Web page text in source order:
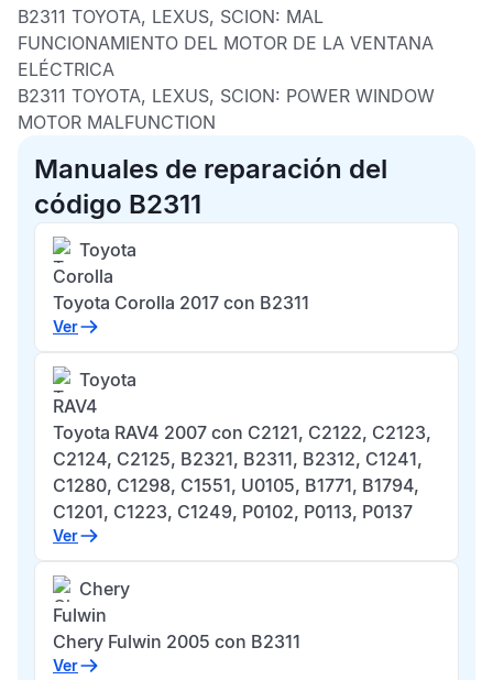
B2311 TOYOTA, LEXUS, SCION: MAL
FUNCIONAMIENTO DEL MOTOR DE LA VENTANA
ELÉCTRICA
B2311 TOYOTA, LEXUS, SCION: POWER WINDOW
MOTOR MALFUNCTION
Manuales de reparación del
código B2311
Toyota
Corolla
Toyota Corolla 2017 con B2311
Ver
Toyota
RAV4
Toyota RAV4 2007 con C2121, C2122, C2123,
C2124, C2125, B2321, B2311, B2312, C1241,
C1280, C1298, C1551, U0105, B1771, B1794,
C1201, C1223, C1249, P0102, P0113, P0137
Ver
Chery
Fulwin
Chery Fulwin 2005 con B2311
Ver